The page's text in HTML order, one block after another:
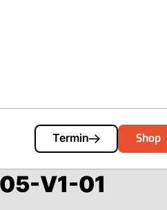
Termin Shop
Cart
V1-01